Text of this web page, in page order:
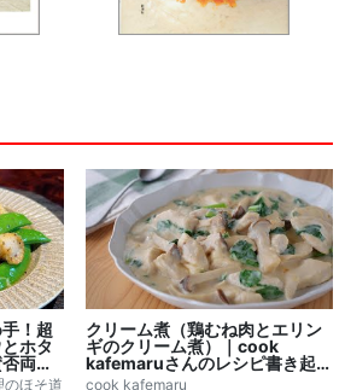
！超
ホタ
両
道さ
のほそ道
クリーム煮（鶏むね肉とエリン
ギのクリーム煮）｜cook
kafemaruさんのレシピ書き起こ
し
cook kafemaru